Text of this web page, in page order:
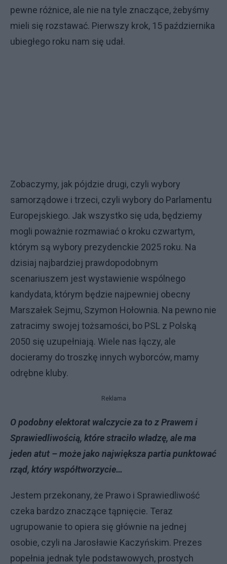
pewne różnice, ale nie na tyle znaczące, żebyśmy
mieli się rozstawać. Pierwszy krok, 15 października
ubiegłego roku nam się udał.
Zobaczymy, jak pójdzie drugi, czyli wybory
samorządowe i trzeci, czyli wybory do Parlamentu
Europejskiego. Jak wszystko się uda, będziemy
mogli poważnie rozmawiać o kroku czwartym,
którym są wybory prezydenckie 2025 roku. Na
dzisiaj najbardziej prawdopodobnym
scenariuszem jest wystawienie wspólnego
kandydata, którym będzie najpewniej obecny
Marszałek Sejmu, Szymon Hołownia. Na pewno nie
zatracimy swojej tożsamości, bo PSL z Polską
2050 się uzupełniają. Wiele nas łączy, ale
docieramy do troszkę innych wyborców, mamy
odrębne kluby.
Reklama
O podobny elektorat walczycie za to z Prawem i
Sprawiedliwością, które straciło władzę, ale ma
jeden atut – może jako największa partia punktować
rząd, który współtworzycie…
Jestem przekonany, że Prawo i Sprawiedliwość
czeka bardzo znaczące tąpnięcie. Teraz
ugrupowanie to opiera się głównie na jednej
osobie, czyli na Jarosławie Kaczyńskim. Prezes
popełnia jednak tyle podstawowych, prostych